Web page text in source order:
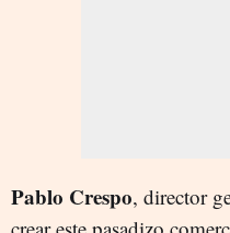
Pablo Crespo, director